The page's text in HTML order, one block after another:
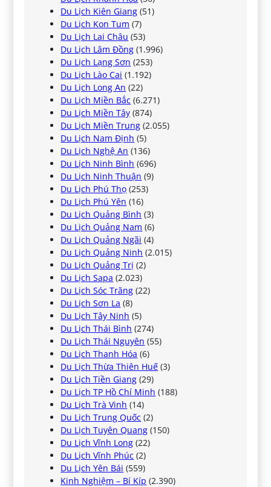
Du Lịch Kiên Giang (51)
Du Lịch Kon Tum (7)
Du Lịch Lai Châu (53)
Du Lịch Lâm Đồng (1.996)
Du Lịch Lạng Sơn (253)
Du Lịch Lào Cai (1.192)
Du Lịch Long An (22)
Du Lịch Miền Bắc (6.271)
Du Lịch Miền Tây (874)
Du Lịch Miền Trung (2.055)
Du Lịch Nam Định (5)
Du Lịch Nghệ An (136)
Du Lịch Ninh Bình (696)
Du Lịch Ninh Thuận (9)
Du Lịch Phú Thọ (253)
Du Lịch Phú Yên (16)
Du Lịch Quảng Bình (3)
Du Lịch Quảng Nam (6)
Du Lịch Quảng Ngãi (4)
Du Lịch Quảng Ninh (2.015)
Du Lịch Quảng Trị (2)
Du Lịch Sapa (2.023)
Du Lịch Sóc Trăng (22)
Du Lịch Sơn La (8)
Du Lịch Tây Ninh (5)
Du Lịch Thái Bình (274)
Du Lịch Thái Nguyên (55)
Du Lịch Thanh Hóa (6)
Du Lịch Thừa Thiên Huế (3)
Du Lịch Tiền Giang (29)
Du Lịch TP Hồ Chí Minh (188)
Du Lịch Trà Vinh (14)
Du Lịch Trung Quốc (2)
Du Lịch Tuyên Quang (150)
Du Lịch Vĩnh Long (22)
Du Lịch Vĩnh Phúc (2)
Du Lịch Yên Bái (559)
Kinh Nghiệm – Bí Kíp (2.390)